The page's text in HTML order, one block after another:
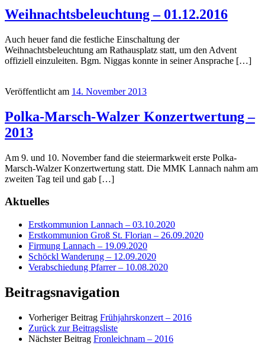
Weihnachtsbeleuchtung – 01.12.2016
Auch heuer fand die festliche Einschaltung der
Weihnachtsbeleuchtung am Rathausplatz statt, um den Advent
offiziell einzuleiten. Bgm. Niggas konnte in seiner Ansprache […]
Veröffentlicht am 14. November 2013
Polka-Marsch-Walzer Konzertwertung –
2013
Am 9. und 10. November fand die steiermarkweit erste Polka-
Marsch-Walzer Konzertwertung statt. Die MMK Lannach nahm am
zweiten Tag teil und gab […]
Aktuelles
Erstkommunion Lannach – 03.10.2020
Erstkommunion Groß St. Florian – 26.09.2020
Firmung Lannach – 19.09.2020
Schöckl Wanderung – 12.09.2020
Verabschiedung Pfarrer – 10.08.2020
Beitragsnavigation
Vorheriger Beitrag Frühjahrskonzert – 2016
Zurück zur Beitragsliste
Nächster Beitrag Fronleichnam – 2016